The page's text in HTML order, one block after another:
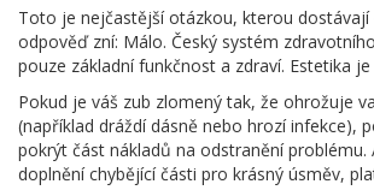
Toto je nejčastější otázkou, kterou dostávají
odpověď zní: Málo. Český systém
pouze základní funkčnost a zdraví. Estetika je
Pokud je váš zub zlomený tak, že ohrožuje
(například dráždí dásně nebo hrozí infekce),
pokrýt část nákladů na odstranění problému.
doplnění chybějící části pro krásný úsměv,